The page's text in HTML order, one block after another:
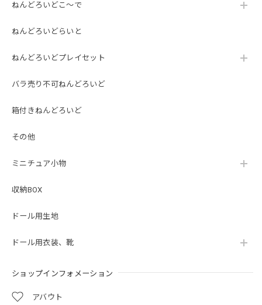
ねんどろいどこ～で
ねんどろいどらいと
ねんどろいどプレイセット
バラ売り不可ねんどろいど
箱付きねんどろいど
その他
ミニチュア小物
収納BOX
ドール用生地
ドール用衣装、靴
ショップインフォメーション
アバウト